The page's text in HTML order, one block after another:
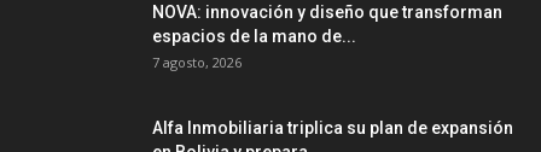
NOVA: innovación y diseño que transforman
espacios de la mano de...
7 agosto, 2026
Alfa Inmobiliaria triplica su plan de expansión